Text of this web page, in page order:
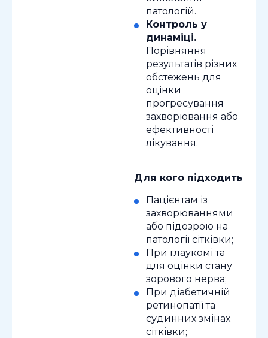
патологій.
Контроль у
динаміці.
Порівняння
результатів різних
обстежень для
оцінки
прогресування
захворювання або
ефективності
лікування.
Для кого підходить
Пацієнтам із
захворюваннями
або підозрою на
патології сітківки;
При глаукомі та
для оцінки стану
зорового нерва;
При діабетичній
ретинопатії та
судинних змінах
сітківки;